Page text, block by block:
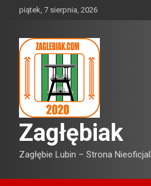
piątek, 7 sierpnia, 2026
Zagłębiak
Zagłębie Lubin – Strona